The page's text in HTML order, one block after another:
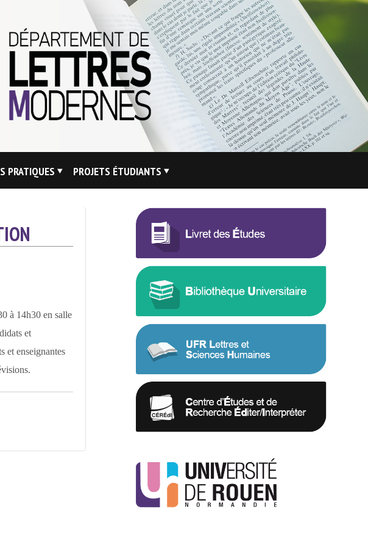
PRATIQUES PROJETS ÉTUDIANTS
à 14h30 en salle
et
et enseignantes